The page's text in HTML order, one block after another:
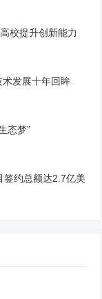
校提升创新能力
术发展十年回眸
态梦”
签约总额达2.7亿美